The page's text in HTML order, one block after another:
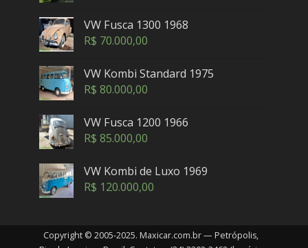
VW Fusca 1300 1968
R$ 70.000,00
VW Kombi Standard 1975
R$ 80.000,00
VW Fusca 1200 1966
R$ 85.000,00
VW Kombi de Luxo 1969
R$ 120.000,00
Copyright © 2005-2025. Maxicar.com.br — Petrópolis,